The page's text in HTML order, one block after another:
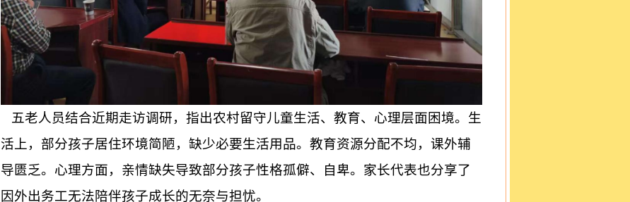
五老人员结合近期走访调研，指出农村留守儿童生活、教育、心理层面困境。生
活上，部分孩子居住环境简陋，缺少必要生活用品。教育资源分配不均，课外辅
导匮乏。心理方面，亲情缺失导致部分孩子性格孤僻、自卑。家长代表也分享了
因外出务工无法陪伴孩子成长的无奈与担忧。